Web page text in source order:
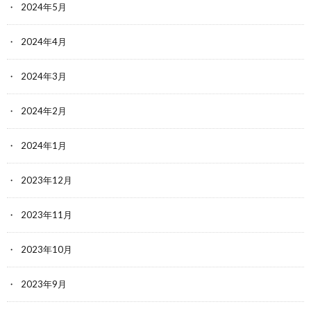
2024年5月
2024年4月
2024年3月
2024年2月
2024年1月
2023年12月
2023年11月
2023年10月
2023年9月